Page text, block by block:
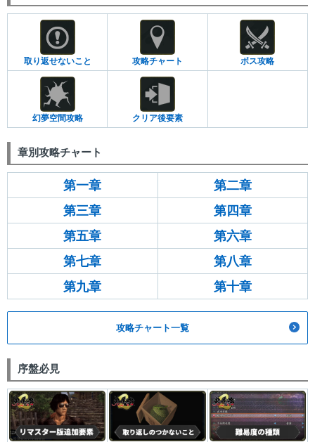
取り返せないこと 攻略チャート ボス攻略
幻夢空間攻略 クリア後要素
章別攻略チャート
第一章
第二章
第三章
第四章
第五章
第六章
第七章
第八章
第九章
第十章
攻略チャート一覧
序盤必見